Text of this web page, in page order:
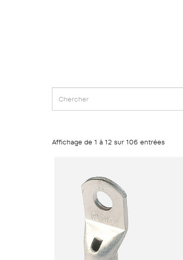
Affichage de 1 à 12 sur 106 entrées